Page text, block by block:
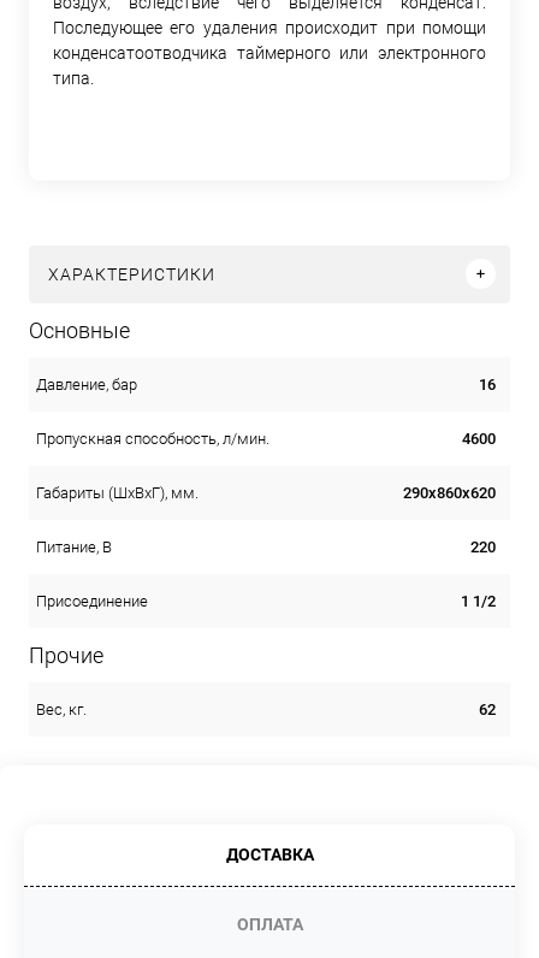
Последующее его удаления происходит при помощи
конденсатоотводчика таймерного или электронного
типа.
ХАРАКТЕРИСТИКИ
Основные
Давление, бар 16
Пропускная способность, л/мин. 4600
Габариты (ШхВхГ), мм. 290х860х620
Питание, В 220
Присоединение 1 1/2
Прочие
Вес, кг. 62
ДОСТАВКА
ОПЛАТА